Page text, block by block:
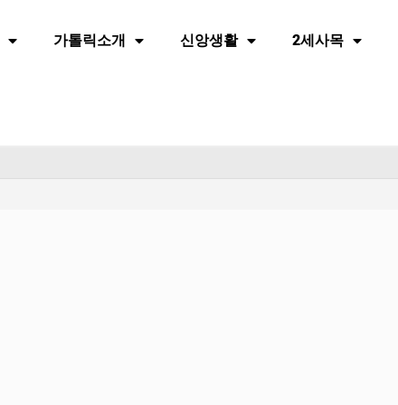
가톨릭소개 신앙생활 2세사목